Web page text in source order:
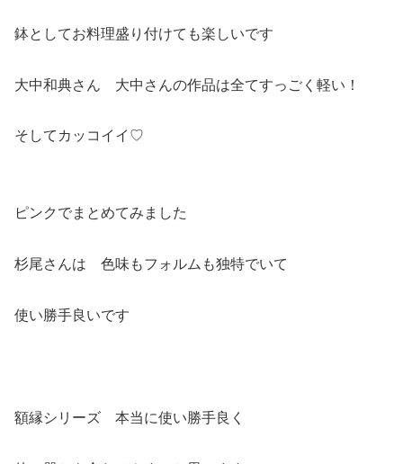
鉢としてお料理盛り付けても楽しいです
大中和典さん 大中さんの作品は全てすっごく軽い！
そしてカッコイイ♡
ピンクでまとめてみました
杉尾さんは 色味もフォルムも独特でいて
使い勝手良いです
額縁シリーズ 本当に使い勝手良く